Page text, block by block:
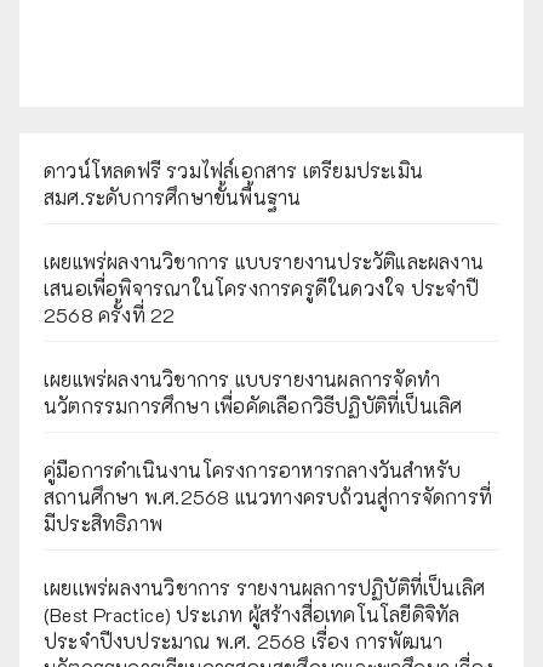
ดาวน์โหลดฟรี รวมไฟล์เอกสาร เตรียมประเมิน
สมศ.ระดับการศึกษาขั้นพื้นฐาน
เผยแพร่ผลงานวิชาการ แบบรายงานประวัติและผลงาน
เสนอเพื่อพิจารณาในโครงการครูดีในดวงใจ ประจำปี
2568 ครั้งที่ 22
เผยแพร่ผลงานวิชาการ แบบรายงานผลการจัดทำ
นวัตกรรมการศึกษา เพื่อคัดเลือกวิธีปฏิบัติที่เป็นเลิศ
คู่มือการดำเนินงานโครงการอาหารกลางวันสำหรับ
สถานศึกษา พ.ศ.2568 แนวทางครบถ้วนสู่การจัดการที่
มีประสิทธิภาพ
เผยเเพร่ผลงานวิชาการ รายงานผลการปฏิบัติที่เป็นเลิศ
(Best Practice) ประเภท ผู้สร้างสื่อเทคโนโลยีดิจิทัล
ประจำปีงบประมาณ พ.ศ. 2568 เรื่อง การพัฒนา